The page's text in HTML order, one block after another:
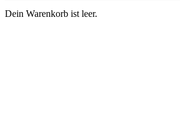
Dein Warenkorb ist leer.